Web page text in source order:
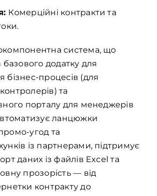
Комерційні контракти та
система, що
базового додатку для
бізнес-процесів (для
контролерів) та
порталу для менеджерів
ланцюжки
угод та
із партнерами, підтримує
даних із файлів Excel та
прозорість — від
контракту до